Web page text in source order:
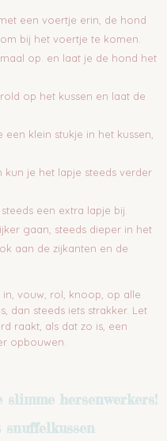
een voertje erin, de hond
bij het voertje te komen.
op. en laat je de hond het
op het kussen en laat de
klein stukje in het kussen,
kun je het lapje steeds verder
een extra lapje bij.
gaan, steeds dieper in het
aan de zijkanten en de
vouw, rol, knoop, op alle
dan steeds iets strakker. Let
raakt, als dat zo is, een
opbouwen.
hersenwerkers!